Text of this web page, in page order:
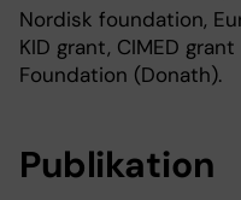
Nordisk foundation,
KID grant, CIMED
Foundation (Donath).
Publikation